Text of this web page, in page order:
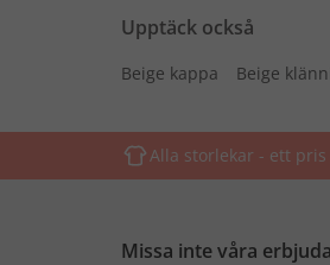
Upptäck också
Beige kappa Beige
Alla storlekar - ett pris
Missa inte våra